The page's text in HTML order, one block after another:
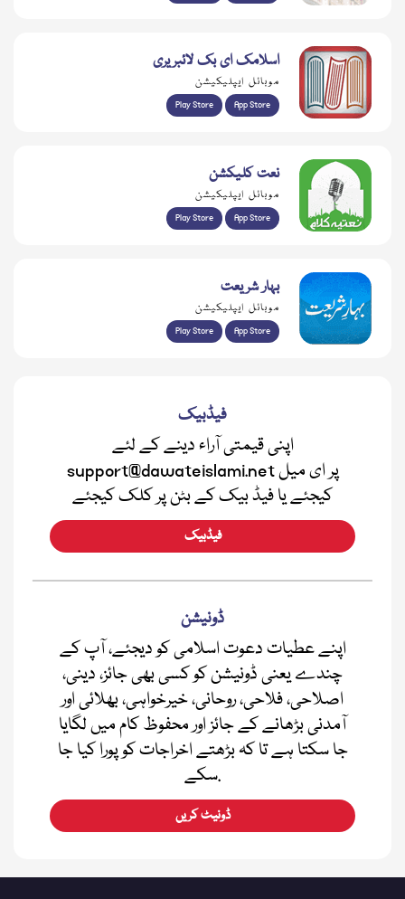
اسلامک ای بک لائبریری
موبائل ایپلیکیشن
Play Store App Store
نعت کلیکشن
موبائل ایپلیکیشن
Play Store App Store
بہار شریعت
موبائل ایپلیکیشن
Play Store App Store
فیڈبیک
اپنی قیمتی آراء دینے کے لئے
support@dawateislami.net پر ای میل
کیجئے یا فیڈ بیک کے بٹن پر کلک کیجئے
فیڈبیک
ڈونیشن
اپنے عطیات دعوت اسلامی کو دیجئے، آپ کے
چندے یعنی ڈونیشن کو کسی بھی جائز، دینی،
اصلاحی، فلاحی، روحانی، خیرخواہی، بھلائی اور
آمدنی بڑھانے کے جائز اور محفوظ کام میں لگایا
جا سکتا ہے تا کہ بڑھتے اخراجات کو پورا کیا جا
سکے.
ڈونیٹ کریں